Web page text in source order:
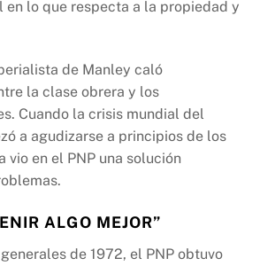
en lo que respecta a la propiedad y
de Manley caló
la clase obrera y los
Cuando la crisis mundial del
a agudizarse a principios de los
vio en el PNP una solución
ALGO MEJOR”
de 1972, el PNP obtuvo